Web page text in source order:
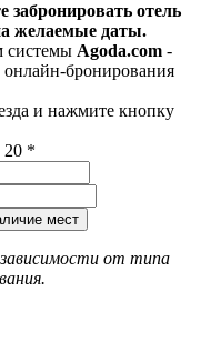
забронировать отель
желаемые даты.
системы Agoda.com -
бронирования
и нажмите кнопку
20 *
мест
от типа